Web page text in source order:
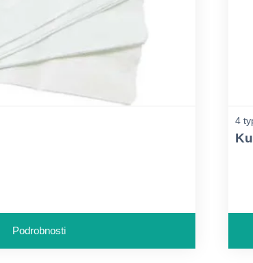
Podrobnosti
4